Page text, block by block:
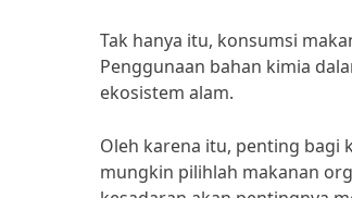
Tak hanya itu, konsumsi
Penggunaan bahan kimia
ekosistem alam.
Oleh karena itu, penting bagi
mungkin pilihlah makanan